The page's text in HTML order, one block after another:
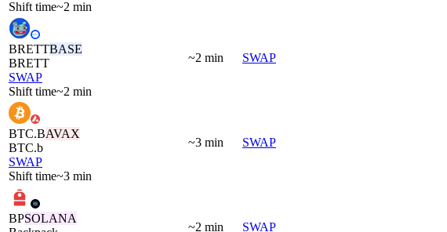
Shift time~2 min
BRETTBASE
BRETT
SWAP
Shift time~2 min
~2 min SWAP
BTC.BAVAX
BTC.b
SWAP
Shift time~3 min
~3 min SWAP
BPSOLANA
~2 min SWAP